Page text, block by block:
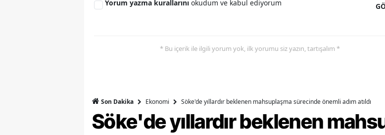
Batman
Ardahan
Yorum yazma kurallarını okudum ve kabul ediyorum
* Bu içerik ile ilgili yorum yok, ilk yorumu siz yazın, tartışalım *
Son Dakika Ekonomi Söke'de yıllardır beklenen mahsuplaşma sürecinde önemli adım atıldı
Söke'de yıllardır beklenen